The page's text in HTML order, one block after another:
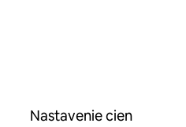
Nastavenie cien